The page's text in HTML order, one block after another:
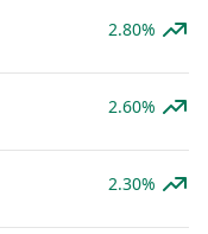
2.80%
2.60%
2.30%